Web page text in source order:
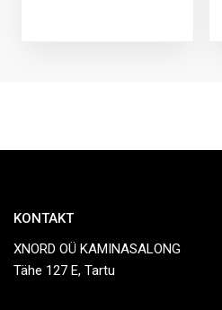
KONTAKT
XNORD OÜ KAMINASALONG
Tähe 127 E, Tartu